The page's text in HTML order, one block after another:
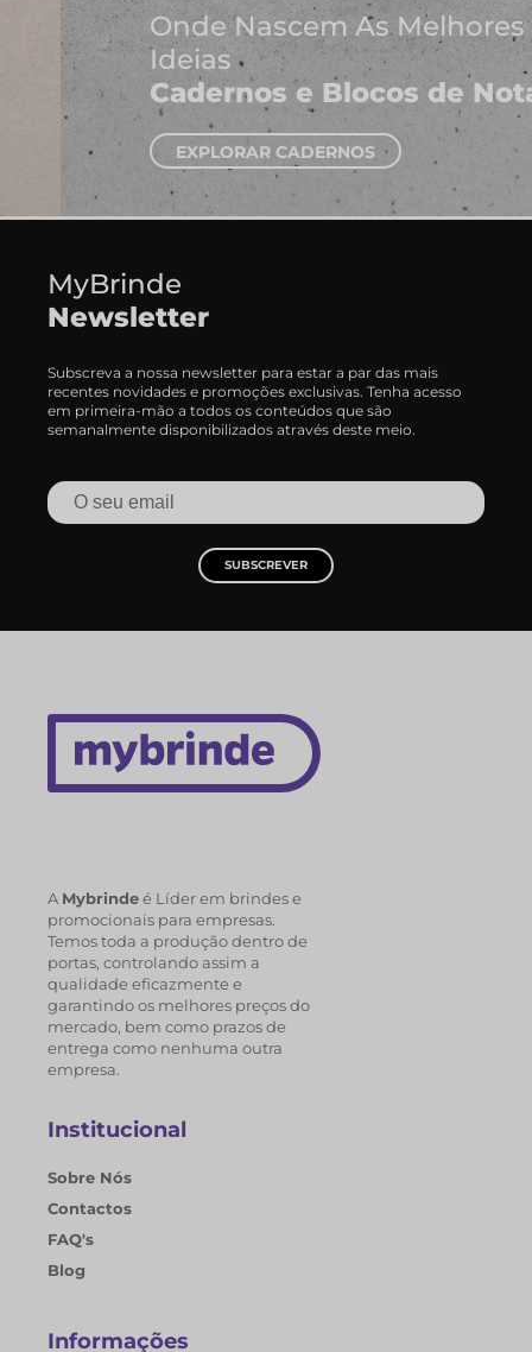
Onde Nascem As Melhores
Ideias
Cadernos e Blocos de Notas
EXPLORAR CADERNOS
MyBrinde
Newsletter
Subscreva a nossa newsletter para estar a par das mais
recentes novidades e promoções exclusivas. Tenha acesso
em primeira-mão a todos os conteúdos que são
semanalmente disponibilizados através deste meio.
SUBSCREVER
A Mybrindeé Líder em brindes e
promocionais para empresas.
Temos toda a produção dentro de
portas, controlando assim a
qualidade eficazmente e
garantindo os melhores preços do
mercado, bem como prazos de
entrega como nenhuma outra
empresa.
Institucional
Sobre Nós
Contactos
FAQ's
Blog
Informações